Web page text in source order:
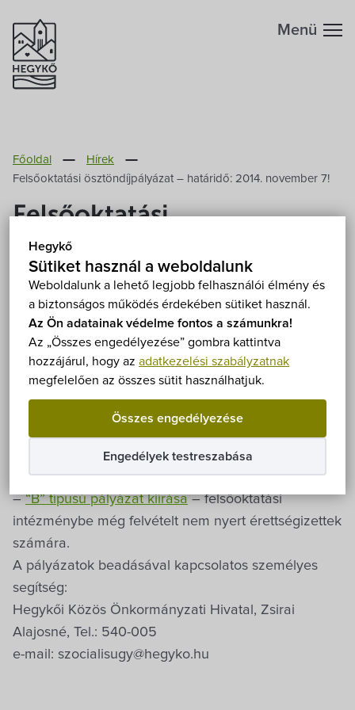
Hegykő
Sütiket használ a weboldalunk
Weboldalunk a lehető legjobb felhasználói élmény és
a biztonságos működés érdekében sütiket használ.
Az Ön adatainak védelme fontos a számunkra!
Az „Összes engedélyezése” gombra kattintva
hozzájárul, hogy az adatkezelési szabályzatnak
megfelelően az összes sütit használhatjuk.
Összes engedélyezése
Engedélyek testreszabása
Megközelítés
Fontos telefonszámok
Földrajzi adottság
Éghajlat
Hegykő történelme
Szabadidő
Éttermek
Programok
Önkormányzat
Hírek
Képviselő-testület
Választási információk
Közoktatási Intézmények
Menü
Főoldal
Hírek
Felsőoktatási ösztöndíjpályázat – határidő: 2014. november 7!
Felsőoktatási
ösztöndíjpályázat –
határidő: 2014. november
7!
2014. Október 30.
Már benyújthatók a Bursa Hungarica Felsőoktatási
Önkormányzati Ösztöndíj iránti pályázatok. A
pályázati kiírások az alábbiakban letölthetők:
“A” típusú pályázat kiírása– felsőoktatási
intézmények nappali tagozatos hallgatói számára;
–“B” típusú pályázat kiírása– felsőoktatási
intézménybe még felvételt nem nyert érettségizettek
számára.
A pályázatok beadásával kapcsolatos személyes
segítség:
Hegykői Közös Önkormányzati Hivatal, Zsirai
Alajosné, Tel.: 540-005
e-mail: szocialisugy@hegyko.hu